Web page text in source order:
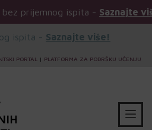
ispita -Saznajte više!
ispita - Saznajte više!
PORTAL | PLATFORMA ZA PODRŠKU UČENJU